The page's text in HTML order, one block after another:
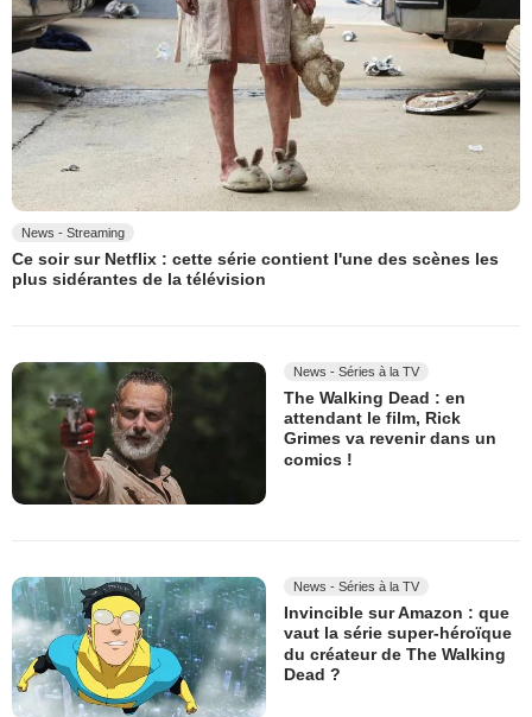
News - Streaming
Ce soir sur Netflix : cette série contient l'une des scènes les
plus sidérantes de la télévision
News - Séries à la TV
The Walking Dead : en
attendant le film, Rick
Grimes va revenir dans un
comics !
News - Séries à la TV
Invincible sur Amazon : que
vaut la série super-héroïque
du créateur de The Walking
Dead ?